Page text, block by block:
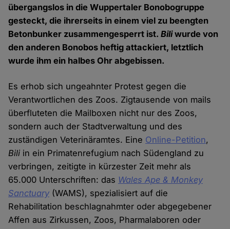
übergangslos in die Wuppertaler Bonobogruppe
gesteckt, die ihrerseits in einem viel zu beengten
Betonbunker zusammengesperrt ist.Biliwurde von
den anderen Bonobos heftig attackiert, letztlich
wurde ihm ein halbes Ohr abgebissen.
Es erhob sich ungeahnter Protest gegen die
Verantwortlichen des Zoos. Zigtausende von mails
überfluteten die Mailboxen nicht nur des Zoos,
sondern auch der Stadtverwaltung und des
zuständigen Veterinäramtes. Eine Online-Petition,
Bili in ein Primatenrefugium nach Südengland zu
verbringen, zeitigte in kürzester Zeit mehr als
65.000 Unterschriften: das Wales Ape & Monkey
Sanctuary (WAMS), spezialisiert auf die
Rehabilitation beschlagnahmter oder abgegebener
Affen aus Zirkussen, Zoos, Pharmalaboren oder